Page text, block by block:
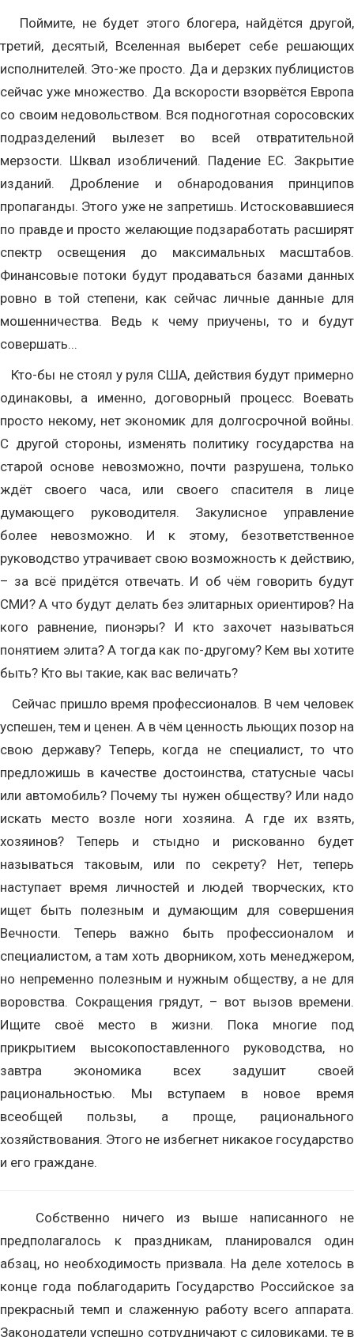
Поймите, не будет этого блогера, найдётся другой,
третий, десятый, Вселенная выберет себе решающих
исполнителей. Это-же просто. Да и дерзких публицистов
сейчас уже множество. Да вскорости взорвётся Европа
со своим недовольством. Вся подноготная соросовских
подразделений вылезет во всей отвратительной
мерзости. Шквал изобличений. Падение ЕС. Закрытие
изданий. Дробление и обнародования принципов
пропаганды. Этого уже не запретишь. Истосковавшиеся
по правде и просто желающие подзаработать расширят
спектр освещения до максимальных масштабов.
Финансовые потоки будут продаваться базами данных
ровно в той степени, как сейчас личные данные для
мошенничества. Ведь к чему приучены, то и будут
совершать...
Кто-бы не стоял у руля США, действия будут примерно
одинаковы, а именно, договорный процесс. Воевать
просто некому, нет экономик для долгосрочной войны.
С другой стороны, изменять политику государства на
старой основе невозможно, почти разрушена, только
ждёт своего часа, или своего спасителя в лице
думающего руководителя. Закулисное управление
более невозможно. И к этому, безответственное
руководство утрачивает свою возможность к действию,
– за всё придётся отвечать. И об чём говорить будут
СМИ? А что будут делать без элитарных ориентиров? На
кого равнение, пионэры? И кто захочет называться
понятием элита? А тогда как по-другому? Кем вы хотите
быть? Кто вы такие, как вас величать?
Сейчас пришло время профессионалов. В чем человек
успешен, тем и ценен. А в чём ценность льющих позор на
свою державу? Теперь, когда не специалист, то что
предложишь в качестве достоинства, статусные часы
или автомобиль? Почему ты нужен обществу? Или надо
искать место возле ноги хозяина. А где их взять,
хозяинов? Теперь и стыдно и рискованно будет
называться таковым, или по секрету? Нет, теперь
наступает время личностей и людей творческих, кто
ищет быть полезным и думающим для совершения
Вечности. Теперь важно быть профессионалом и
специалистом, а там хоть дворником, хоть менеджером,
но непременно полезным и нужным обществу, а не для
воровства. Сокращения грядут, – вот вызов времени.
Ищите своё место в жизни. Пока многие под
прикрытием высокопоставленного руководства, но
завтра экономика всех задушит своей
рациональностью. Мы вступаем в новое время
всеобщей пользы, а проще, рационального
хозяйствования. Этого не избегнет никакое государство
и его граждане.
Собственно ничего из выше написанного не
предполагалось к праздникам, планировался один
абзац, но необходимость призвала. На деле хотелось в
конце года поблагодарить Государство Российское за
прекрасный темп и слаженную работу всего аппарата.
Законодатели успешно сотрудничают с силовиками, те в